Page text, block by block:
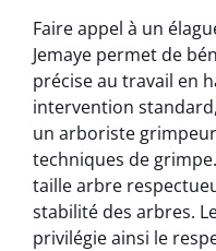
Faire appel à un
Jemaye permet de
précise au travail en
intervention
un arboriste
techniques de
taille arbre
stabilité des arbres.
privilégie ainsi le